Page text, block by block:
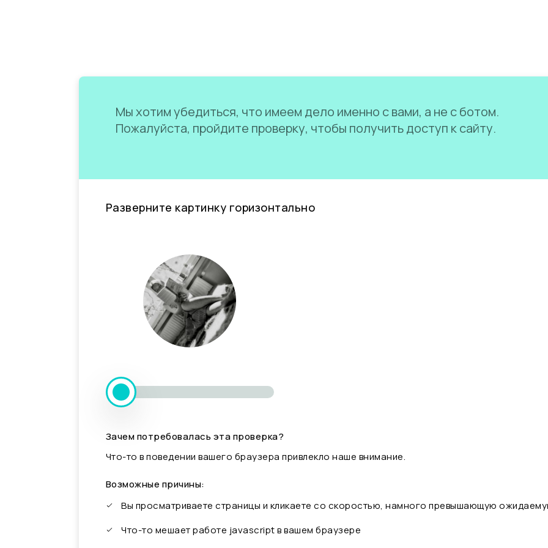
Мы хотим убедиться, что имеем дело именно с вами, а не с ботом.
Пожалуйста, пройдите проверку, чтобы получить доступ к сайту.
Разверните картинку горизонтально
Зачем потребовалась эта проверка?
Что-то в поведении вашего браузера привлекло наше внимание.
Возможные причины:
Вы просматриваете страницы и кликаете со скоростью, намного превышающую
Что-то мешает работе javascript в вашем браузере